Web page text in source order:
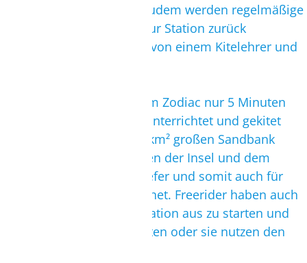
Platz in alle Richtungen. Zudem werden regelmäßige
7 km lange Downwinder zur Station zurück
angeboten. Diese werden von einem Kitelehrer und
Der zweite Spot ist mit dem Zodiac nur 5 Minuten
von der Station entfernt. Unterrichtet und gekitet
wird auf einer mehr als 3 km² großen Sandbank
neben einer Insel. Zwischen der Insel und dem
Festland ist das Wasser tiefer und somit auch für
Kite- und Wingfoiler geeignet. Freerider haben auch
die Möglichkeit von der Station aus zu starten und
Downwind zum Spot zu kiten oder sie nutzen den